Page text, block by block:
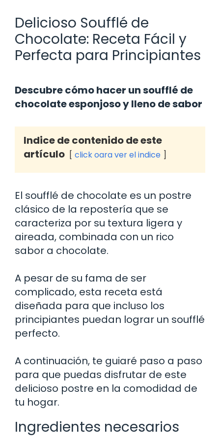
Delicioso Soufflé de
Chocolate: Receta Fácil y
Perfecta para Principiantes
Descubre cómo hacer un soufflé de
chocolate esponjoso y lleno de sabor
Indice de contenido de este
artículo
click oara ver el indice
El soufflé de chocolate es un postre
clásico de la repostería que se
caracteriza por su textura ligera y
aireada, combinada con un rico
sabor a chocolate.
A pesar de su fama de ser
complicado, esta receta está
diseñada para que incluso los
principiantes puedan lograr un soufflé
perfecto.
A continuación, te guiaré paso a paso
para que puedas disfrutar de este
delicioso postre en la comodidad de
tu hogar.
Ingredientes necesarios